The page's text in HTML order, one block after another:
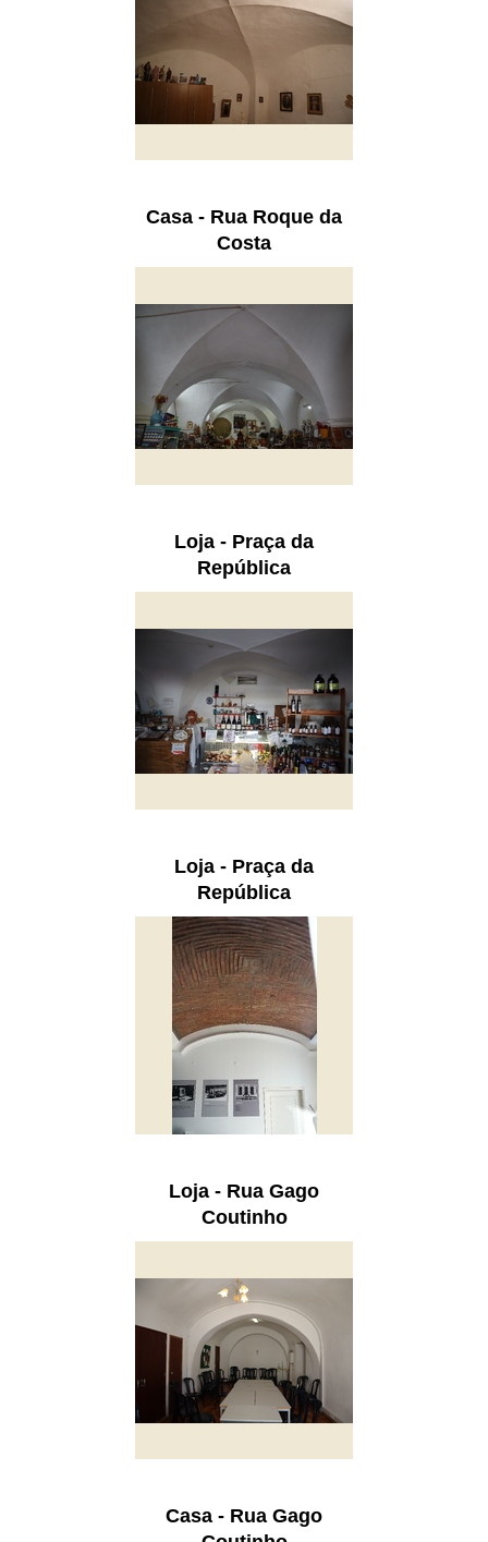
Casa - Rua Roque da
Costa
Loja - Praça da
República
Loja - Praça da
República
Loja - Rua Gago
Coutinho
Casa - Rua Gago